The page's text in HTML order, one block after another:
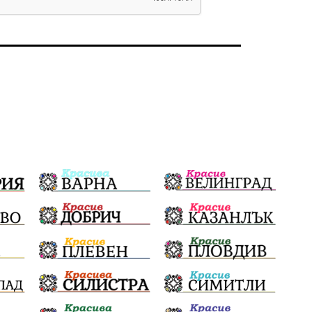
София Софийски общински съвет
катастрофа Любов
съвет Величие
Образование Борисов